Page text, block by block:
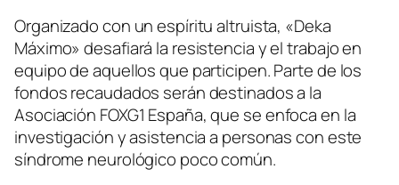
Organizado con un espíritu altruista, «Deka
Máximo» desafiará la resistencia y el trabajo en
equipo de aquellos que participen. Parte de los
fondos recaudados serán destinados a la
Asociación FOXG1 España, que se enfoca en la
investigación y asistencia a personas con este
síndrome neurológico poco común.